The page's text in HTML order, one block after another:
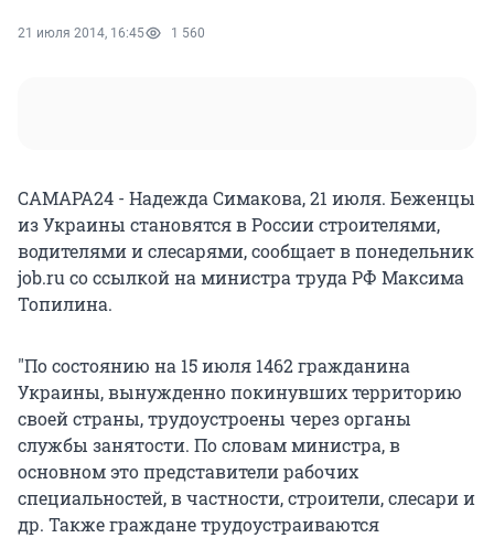
21 июля 2014, 16:45 1 560
САМАРА24 - Надежда Симакова, 21 июля. Беженцы
из Украины становятся в России строителями,
водителями и слесарями, сообщает в понедельник
job.ru со ссылкой на министра труда РФ Максима
Топилина.
"По состоянию на 15 июля 1462 гражданина
Украины, вынужденно покинувших территорию
своей страны, трудоустроены через органы
службы занятости. По словам министра, в
основном это представители рабочих
специальностей, в частности, строители, слесари и
др. Также граждане трудоустраиваются